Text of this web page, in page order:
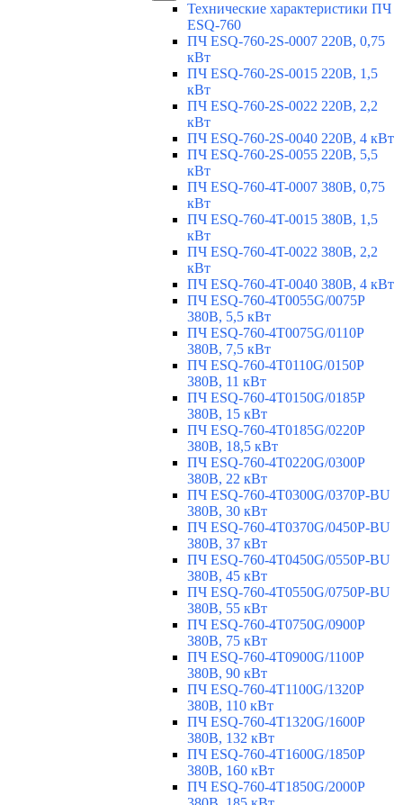
Технические характеристики ПЧ
ESQ-760
ПЧ ESQ-760-2S-0007 220В, 0,75
кВт
ПЧ ESQ-760-2S-0015 220В, 1,5
кВт
ПЧ ESQ-760-2S-0022 220В, 2,2
кВт
ПЧ ESQ-760-2S-0040 220В, 4 кВт
ПЧ ESQ-760-2S-0055 220В, 5,5
кВт
ПЧ ESQ-760-4T-0007 380В, 0,75
кВт
ПЧ ESQ-760-4T-0015 380В, 1,5
кВт
ПЧ ESQ-760-4T-0022 380В, 2,2
кВт
ПЧ ESQ-760-4T-0040 380В, 4 кВт
ПЧ ESQ-760-4T0055G/0075P
380В, 5,5 кВт
ПЧ ESQ-760-4T0075G/0110P
380В, 7,5 кВт
ПЧ ESQ-760-4T0110G/0150P
380В, 11 кВт
ПЧ ESQ-760-4T0150G/0185P
380В, 15 кВт
ПЧ ESQ-760-4T0185G/0220P
380В, 18,5 кВт
ПЧ ESQ-760-4T0220G/0300P
380В, 22 кВт
ПЧ ESQ-760-4T0300G/0370P-BU
380В, 30 кВт
ПЧ ESQ-760-4T0370G/0450P-BU
380В, 37 кВт
ПЧ ESQ-760-4T0450G/0550P-BU
380В, 45 кВт
ПЧ ESQ-760-4T0550G/0750P-BU
380В, 55 кВт
ПЧ ESQ-760-4T0750G/0900P
380В, 75 кВт
ПЧ ESQ-760-4T0900G/1100P
380В, 90 кВт
ПЧ ESQ-760-4T1100G/1320P
380В, 110 кВт
ПЧ ESQ-760-4T1320G/1600P
380В, 132 кВт
ПЧ ESQ-760-4T1600G/1850P
380В, 160 кВт
ПЧ ESQ-760-4T1850G/2000P